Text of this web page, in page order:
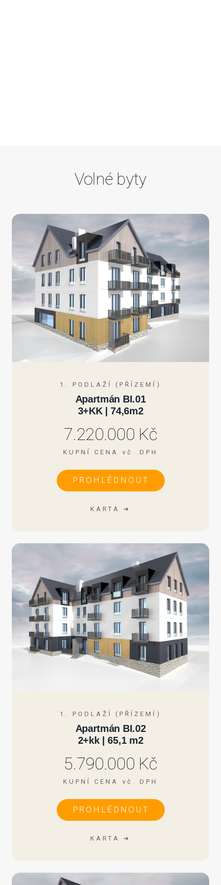
Volné byty
1. PODLAŽÍ (PŘÍZEMÍ)
Apartmán BI.01
3+KK | 74,6m2
7.220.000 Kč
KUPNÍ CENA vč. DPH
PROHLÉDNOUT
KARTA ➔
1. PODLAŽÍ (PŘÍZEMÍ)
Apartmán BI.02
2+kk | 65,1 m2
5.790.000 Kč
KUPNÍ CENA vč. DPH
PROHLÉDNOUT
KARTA ➔